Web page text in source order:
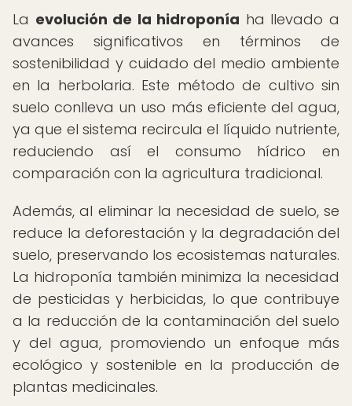
La evolución de la hidroponía ha llevado a
avances significativos en términos de
sostenibilidad y cuidado del medio ambiente
en la herbolaria. Este método de cultivo sin
suelo conlleva un uso más eficiente del agua,
ya que el sistema recircula el líquido nutriente,
reduciendo así el consumo hídrico en
comparación con la agricultura tradicional.
Además, al eliminar la necesidad de suelo, se
reduce la deforestación y la degradación del
suelo, preservando los ecosistemas naturales.
La hidroponía también minimiza la necesidad
de pesticidas y herbicidas, lo que contribuye
a la reducción de la contaminación del suelo
y del agua, promoviendo un enfoque más
ecológico y sostenible en la producción de
plantas medicinales.